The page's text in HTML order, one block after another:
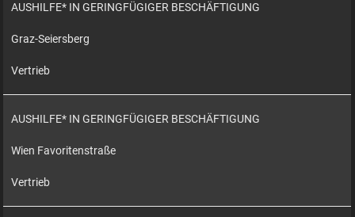
AUSHILFE* IN GERINGFÜGIGER BESCHÄFTIGUNG
Graz-Seiersberg
Vertrieb
AUSHILFE* IN GERINGFÜGIGER BESCHÄFTIGUNG
Wien Favoritenstraße
Vertrieb